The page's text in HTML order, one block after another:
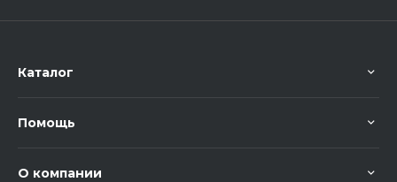
Каталог
Помощь
О компании